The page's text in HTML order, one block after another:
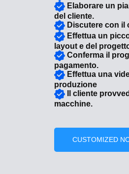
Elaborare un
del cliente.
Discutere con il
Effettua un
layout e del
Conferma il
pagamento.
Effettua una
produzione
Il cliente
macchine.
CUSTOMIZED